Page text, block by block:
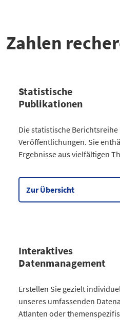
Zahlen
Statistische
Publikationen
Datentabelle zum Diagramm
Kategorie
Anzahl
Bevölkerung 30
Gesellschaft 64
Die statistische
Veröffentlichungen. Sie
Ergebnisse aus vielfältigen
Zur Übersicht
Interaktives
Datenmanagement
Kategorie
Atlanten
Kommunales
3
Gesellschaftliches2
Erstellen Sie gezielt
unseres umfassenden
Atlanten oder